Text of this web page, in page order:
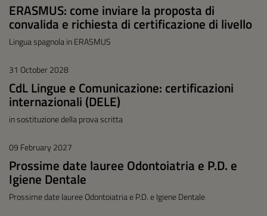
ERASMUS: come inviare la proposta di
convalida e richiesta di certificazione di livello
Lingua spagnola in ERASMUS
31 October 2028
CdL Lingue e Comunicazione: certificazioni
internazionali (DELE)
in sostituzione della prova scritta
09 February 2027
Prossime date lauree Odontoiatria e P.D. e
Igiene Dentale
Prossime date lauree Odontoiatria e P.D. e Igiene Dentale